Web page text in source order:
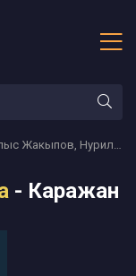
Жакыпов, Нурила - Каражан
- Каражан